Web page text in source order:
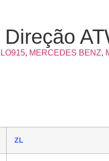
LO915, MERCEDES BENZ,
ZL